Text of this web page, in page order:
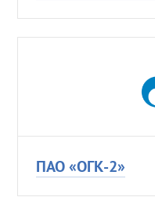
ПАО «ОГК-2»